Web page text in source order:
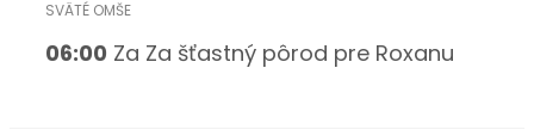
06:00 Za Za šťastný pôrod pre Roxanu